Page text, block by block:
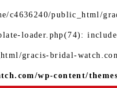
public_html/
loader.php(74):
gracis-bridal-
wp-content/